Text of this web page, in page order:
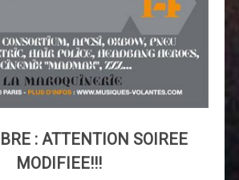
: ATTENTION SOIREE
MODIFIEE!!!